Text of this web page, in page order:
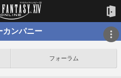
カンパニー
フォーラム